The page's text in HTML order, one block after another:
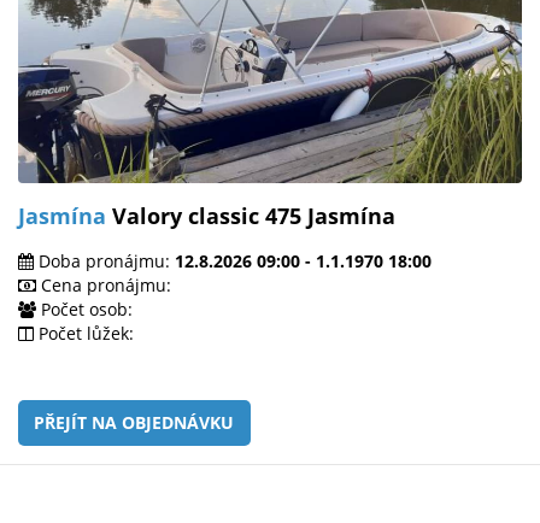
Jasmína Valory classic 475 Jasmína
Doba pronájmu: 12.8.2026 09:00 - 1.1.1970 18:00
Cena pronájmu:
Počet osob:
Počet lůžek:
PŘEJÍT NA OBJEDNÁVKU